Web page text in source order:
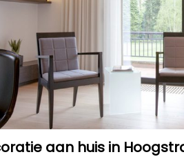
aan huis in